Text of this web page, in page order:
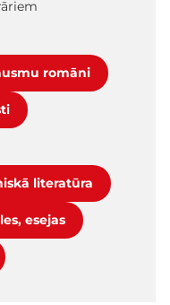
romāni
literatūra
esejas